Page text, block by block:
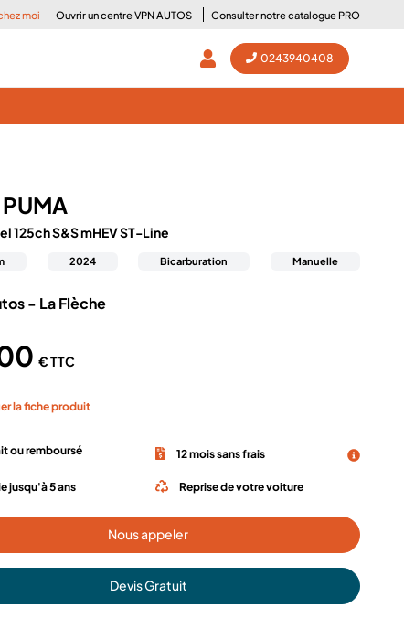
moi Ouvrir un centre VPN AUTOS Consulter notre catalogue PRO
0243940408
PUMA
125ch S&S mHEV ST-Line
2024 Bicarburation Manuelle
- La Flèche
€ TTC
la fiche produit
ou remboursé 12 mois sans frais
jusqu'à 5 ans Reprise de votre voiture
Nous appeler
Devis Gratuit